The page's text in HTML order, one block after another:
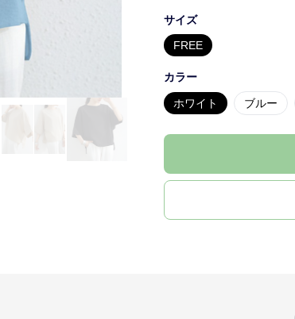
サイズ
FREE
カラー
ホワイト ブルー